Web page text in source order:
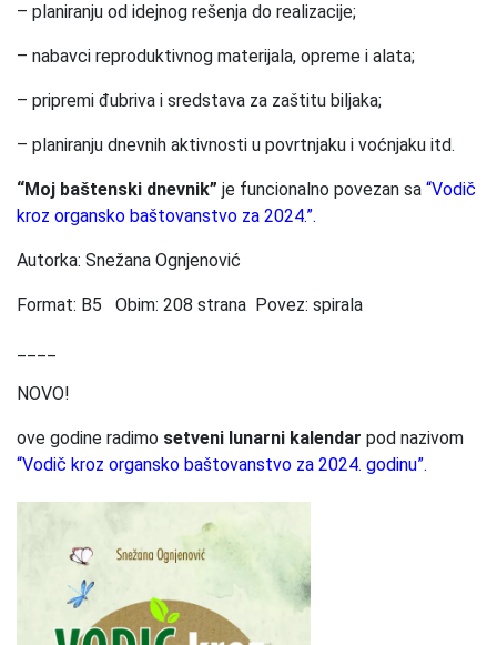
– planiranju od idejnog rešenja do realizacije;
– nabavci reproduktivnog materijala, opreme i alata;
– pripremi đubriva i sredstava za zaštitu biljaka;
– planiranju dnevnih aktivnosti u povrtnjaku i voćnjaku itd.
“Moj baštenski dnevnik” je funcionalno povezan sa “Vodič
kroz organsko baštovanstvo za 2024.”.
Autorka: Snežana Ognjenović
Format: B5 Obim: 208 strana Povez: spirala
NOVO!
ove godine radimo setveni lunarni kalendar pod nazivom
“Vodič kroz organsko baštovanstvo za 2024. godinu”.